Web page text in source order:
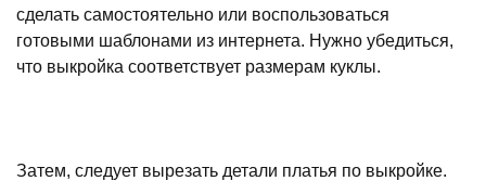
сделать самостоятельно или воспользоваться
готовыми шаблонами из интернета. Нужно убедиться,
что выкройка соответствует размерам куклы.
Затем, следует вырезать детали платья по выкройке.